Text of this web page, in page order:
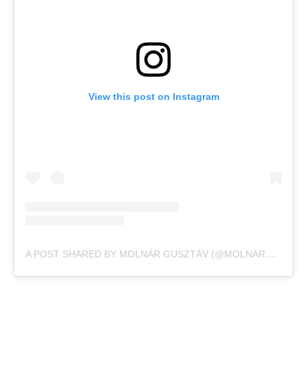
View this post on Instagram
A POST SHARED BY MOLNÁR GUSZTÁV (@MOLNAR.GUSZTAV)